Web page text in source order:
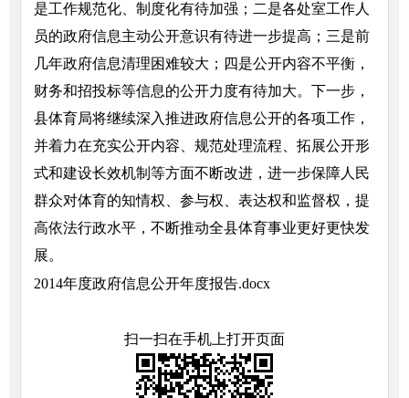
是工作规范化、制度化有待加强；二是各处室工作人
员的政府信息主动公开意识有待进一步提高；三是前
几年政府信息清理困难较大；四是公开内容不平衡，
财务和招投标等信息的公开力度有待加大。下一步，
县体育局将继续深入推进政府信息公开的各项工作，
并着力在充实公开内容、规范处理流程、拓展公开形
式和建设长效机制等方面不断改进，进一步保障人民
群众对体育的知情权、参与权、表达权和监督权，提
高依法行政水平，不断推动全县体育事业更好更快发
展。
2014年度政府信息公开年度报告.docx
扫一扫在手机上打开页面